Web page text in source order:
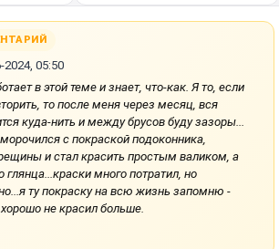
2024, 05:50
в этой теме и знает, что-как. Я то, если
то после меня через месяц, вся
куда-нить и между брусов буду зазоры...
с покраской подоконника,
и стал красить простым валиком, а
глянца...краски много потратил, но
ту покраску на всю жизнь запомню -
не красил больше.